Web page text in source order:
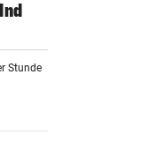
Stunde